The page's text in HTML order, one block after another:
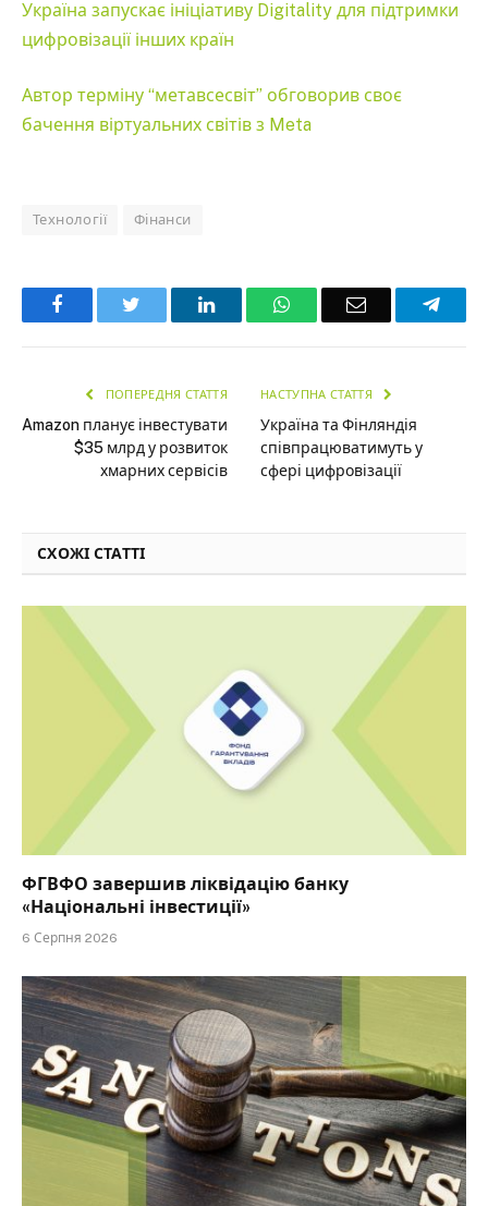
Україна запускає ініціативу Digitality для підтримки
цифровізації інших країн
Автор терміну “метавсесвіт” обговорив своє
бачення віртуальних світів з Meta
Технології Фінанси
Facebook LinkedInWhatsAppEmail
ПОПЕРЕДНЯ СТАТТЯ
Amazon планує інвестувати
$35 млрд у розвиток
хмарних сервісів
НАСТУПНА СТАТТЯ
Україна та Фінляндія
співпрацюватимуть у
сфері цифровізації
СХОЖІ СТАТТІ
ФГВФО завершив ліквідацію банку
«Національні інвестиції»
6 Серпня 2026